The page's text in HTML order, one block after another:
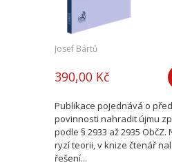
Josef Bártů
390,00 Kč
Publikace pojednává o
povinnosti nahradit újmu
podle § 2933 až 2935
ryzí teorii, v knize čtenář
řešení...